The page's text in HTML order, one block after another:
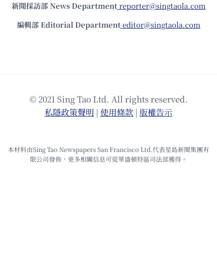
新聞採訪部 News Department reporter@singtaola.com
編輯部 Editorial Department editor@singtaola.com
© 2021 Sing Tao Ltd. All rights reserved.
私隱政策聲明 | 使⽤條款 | 版權告⽰
本材料由Sing Tao Newspapers San Francisco Ltd.代表星島新聞集團有
限公司發佈，更多相關信息可從華盛頓特區司法部獲得。